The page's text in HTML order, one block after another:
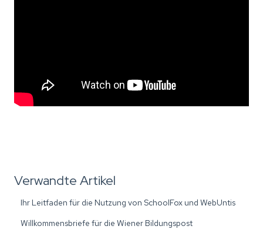
Verwandte Artikel
Ihr Leitfaden für die Nutzung von SchoolFox und WebUntis
Willkommensbriefe für die Wiener Bildungspost